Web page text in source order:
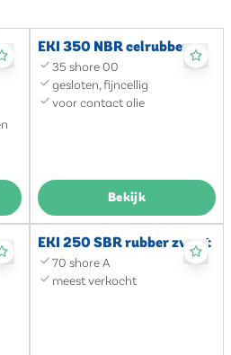
EKI 350 NBR celrubber
35 shore 00
gesloten, fijncellig
voor contact olie
Bekijk
EKI 250 SBR rubber zwart
70 shore A
meest verkocht